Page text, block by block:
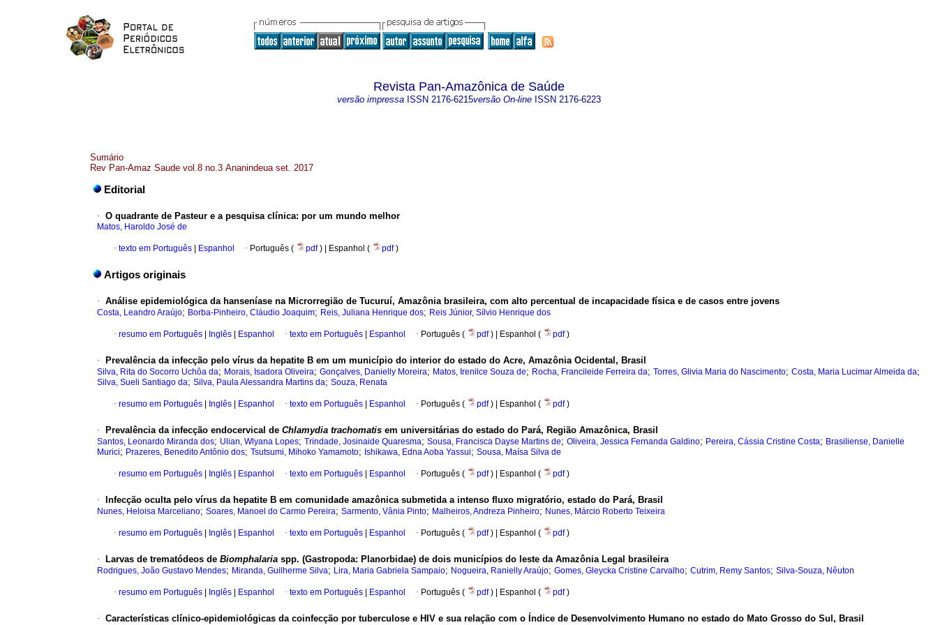
Revista Pan-Amazônica de Saúde
versão impressa ISSN 2176-6215versão On-line ISSN 2176-6223
Sumário
Rev Pan-Amaz Saude vol.8 no.3 Ananindeua set. 2017
Editorial
· O quadrante de Pasteur e a pesquisa clínica: por um mundo melhor
Matos, Haroldo José de
· texto em Português Espanhol · Português ( pdf) | Espanhol ( pdf)
Artigos originais
· Análise epidemiológica da hanseníase na Microrregião de Tucuruí, Amazônia brasileira, com alto percentual de incapacidade física e de casos entre jovens
Costa, Leandro Araújo; Borba-Pinheiro, Cláudio Joaquim; Reis, Juliana Henrique dos; Reis Júnior, Sílvio Henrique dos
· resumo em Português Inglês Espanhol · texto em Português Espanhol · Português ( pdf) | Espanhol ( pdf)
· Prevalência da infecção pelo vírus da hepatite B em um município do interior do estado do Acre, Amazônia Ocidental, Brasil
Silva, Rita do Socorro Uchôa da; Morais, Isadora Oliveira; Gonçalves, Danielly Moreira; Matos, Irenilce Souza de; Rocha, Francileide Ferreira da; Torres, Glivia Maria do Nascimento; Costa, Maria Lucimar Almeida da;
Silva, Sueli Santiago da; Silva, Paula Alessandra Martins da; Souza, Renata
· resumo em Português Inglês Espanhol · texto em Português Espanhol · Português ( pdf) | Espanhol ( pdf)
· Prevalência da infecção endocervical de Chlamydia trachomatis em universitárias do estado do Pará, Região Amazônica, Brasil
Santos, Leonardo Miranda dos; Ulian, Wlyana Lopes; Trindade, Josinaide Quaresma; Sousa, Francisca Dayse Martins de; Oliveira, Jessica Fernanda Galdino; Pereira, Cássia Cristine Costa; Brasiliense, Danielle
Murici; Prazeres, Benedito Antônio dos; Tsutsumi, Mihoko Yamamoto; Ishikawa, Edna Aoba Yassui; Sousa, Maísa Silva de
· resumo em Português Inglês Espanhol · texto em Português Espanhol · Português ( pdf) | Espanhol ( pdf)
· Infecção oculta pelo vírus da hepatite B em comunidade amazônica submetida a intenso fluxo migratório, estado do Pará, Brasil
Nunes, Heloisa Marceliano; Soares, Manoel do Carmo Pereira; Sarmento, Vânia Pinto; Malheiros, Andreza Pinheiro; Nunes, Márcio Roberto Teixeira
· resumo em Português Inglês Espanhol · texto em Português Espanhol · Português ( pdf) | Espanhol ( pdf)
· Larvas de trematódeos de Biomphalaria spp. (Gastropoda: Planorbidae) de dois municípios do leste da Amazônia Legal brasileira
Rodrigues, João Gustavo Mendes; Miranda, Guilherme Silva; Lira, Maria Gabriela Sampaio; Nogueira, Ranielly Araújo; Gomes, Gleycka Cristine Carvalho; Cutrim, Remy Santos; Silva-Souza, Nêuton
· resumo em Português Inglês Espanhol · texto em Português Espanhol · Português ( pdf) | Espanhol ( pdf)
· Características clínico-epidemiológicas da coinfecção por tuberculose e HIV e sua relação com o Índice de Desenvolvimento Humano no estado do Mato Grosso do Sul, Brasil